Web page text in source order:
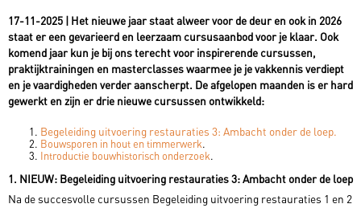
17-11-2025 | Het nieuwe jaar staat alweer voor de deur en ook in 2026
staat er een gevarieerd en leerzaam cursusaanbod voor je klaar. Ook
komend jaar kun je bij ons terecht voor inspirerende cursussen,
praktijktrainingen en masterclasses waarmee je je vakkennis verdiept
en je vaardigheden verder aanscherpt. De afgelopen maanden is er hard
gewerkt en zijn er drie nieuwe cursussen ontwikkeld:
Begeleiding uitvoering restauraties 3: Ambacht onder de loep.
Bouwsporen in hout en timmerwerk.
Introductie bouwhistorisch onderzoek.
1. NIEUW: Begeleiding uitvoering restauraties 3: Ambacht onder de loep
Na de succesvolle cursussen Begeleiding uitvoering restauraties 1 en 2